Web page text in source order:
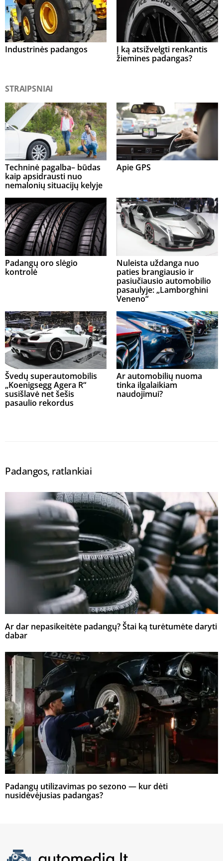
Industrinės padangos
Į ką atsižvelgti renkantis
žiemines padangas?
STRAIPSNIAI
Techninė pagalba– būdas
kaip apsidrausti nuo
nemalonių situacijų kelyje
Apie GPS
Padangų oro slėgio
kontrolė
Nuleista uždanga nuo
paties brangiausio ir
pasiučiausio automobilio
pasaulyje: „Lamborghini
Veneno“
Švedų superautomobilis
„Koenigsegg Agera R“
susišlavė net šešis
pasaulio rekordus
Ar automobilių nuoma
tinka ilgalaikiam
naudojimui?
Padangos, ratlankiai
Ar dar nepasikeitėte padangų? Štai ką turėtumėte daryti
dabar
Padangų utilizavimas po sezono — kur dėti
nusidėvėjusias padangas?